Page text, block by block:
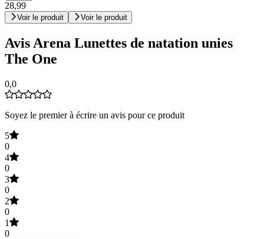
28,99
Voir le produit Voir le produit
Avis Arena Lunettes de natation unies
The One
0,0
Soyez le premier à écrire un avis pour ce produit
5
0
4
0
3
0
2
0
1
0